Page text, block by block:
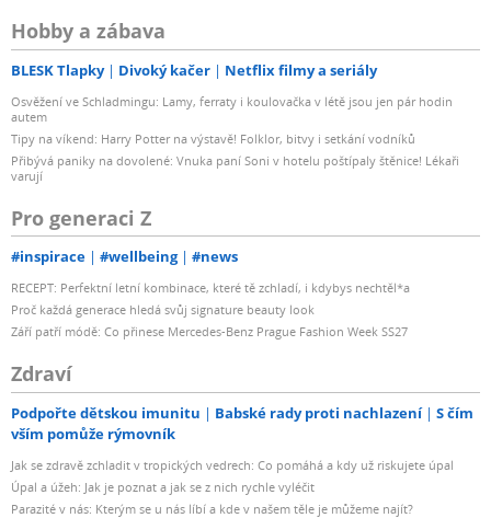
Hobby a zábava
BLESK Tlapky Divoký kačer Netflix filmy a seriály
Osvěžení ve Schladmingu: Lamy, ferraty i koulovačka v létě jsou jen pár hodin
autem
Tipy na víkend: Harry Potter na výstavě! Folklor, bitvy i setkání vodníků
Přibývá paniky na dovolené: Vnuka paní Soni v hotelu poštípaly štěnice! Lékaři
varují
Pro generaci Z
#inspirace #wellbeing #news
RECEPT: Perfektní letní kombinace, které tě zchladí, i kdybys nechtěl*a
Proč každá generace hledá svůj signature beauty look
Září patří módě: Co přinese Mercedes-Benz Prague Fashion Week SS27
Zdraví
Podpořte dětskou imunitu Babské rady proti nachlazení
S čím
vším pomůže rýmovník
Jak se zdravě zchladit v tropických vedrech: Co pomáhá a kdy už riskujete úpal
Úpal a úžeh: Jak je poznat a jak se z nich rychle vyléčit
Parazité v nás: Kterým se u nás líbí a kde v našem těle je můžeme najít?